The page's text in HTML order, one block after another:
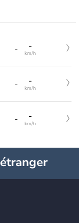
- -
km/h
- -
km/h
- -
km/h